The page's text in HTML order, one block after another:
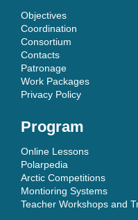
Objectives
Coordination
Consortium
Contacts
Patronage
Work Packages
Privacy Policy
Program
Online Lessons
Polarpedia
Arctic Competitions
Montioring Systems
Teacher Workshops and